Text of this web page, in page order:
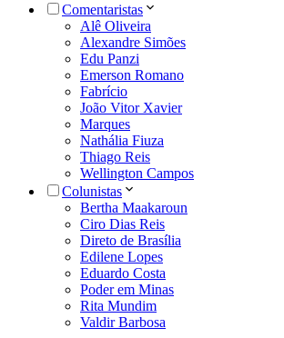
Comentaristas
Alê Oliveira
Alexandre Simões
Edu Panzi
Emerson Romano
Fabrício
João Vitor Xavier
Marques
Nathália Fiuza
Thiago Reis
Wellington Campos
Colunistas
Bertha Maakaroun
Ciro Dias Reis
Direto de Brasília
Edilene Lopes
Eduardo Costa
Poder em Minas
Rita Mundim
Valdir Barbosa